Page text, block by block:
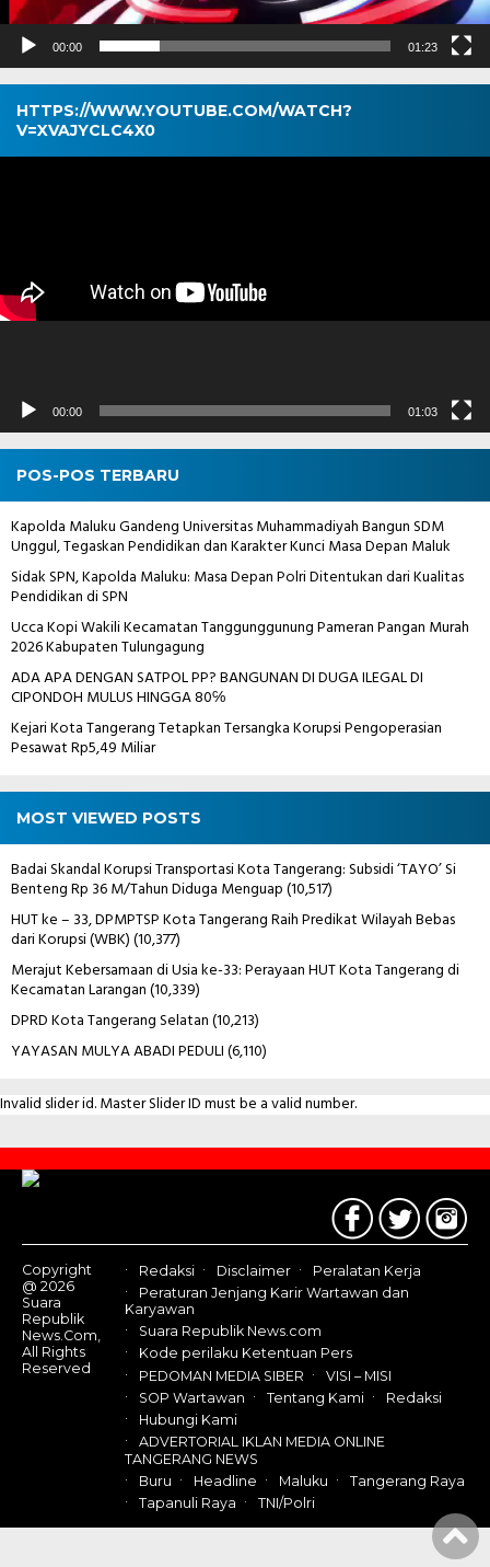
00:00 01:23
HTTPS://WWW.YOUTUBE.COM/WATCH?
V=XVAJYCLC4X0
Pemutar
00:00 01:03
POS-POS TERBARU
Kapolda Maluku Gandeng Universitas Muhammadiyah Bangun SDM
Unggul, Tegaskan Pendidikan dan Karakter Kunci Masa Depan Maluk
Sidak SPN, Kapolda Maluku: Masa Depan Polri Ditentukan dari Kualitas
Pendidikan di SPN
Ucca Kopi Wakili Kecamatan Tanggunggunung Pameran Pangan Murah
2026 Kabupaten Tulungagung
ADA APA DENGAN SATPOL PP? BANGUNAN DI DUGA ILEGAL DI
CIPONDOH MULUS HINGGA 80℅
Kejari Kota Tangerang Tetapkan Tersangka Korupsi Pengoperasian
Pesawat Rp5,49 Miliar
MOST VIEWED POSTS
Badai Skandal Korupsi Transportasi Kota Tangerang: Subsidi ‘TAYO’ Si
Benteng Rp 36 M/Tahun Diduga Menguap(10,517)
HUT ke – 33, DPMPTSP Kota Tangerang Raih Predikat Wilayah Bebas
dari Korupsi (WBK)(10,377)
Merajut Kebersamaan di Usia ke-33: Perayaan HUT Kota Tangerang di
Kecamatan Larangan(10,339)
DPRD Kota Tangerang Selatan(10,213)
YAYASAN MULYA ABADI PEDULI(6,110)
Invalid slider id. Master Slider ID must be a valid number.
Contact
Us
Copyright
@ 2026
Suara
Republik
News.Com,
All Rights
Reserved
Redaksi Disclaimer
Peralatan Kerja
Peraturan Jenjang Karir Wartawan dan
Karyawan
Suara Republik News.com
Kode perilaku Ketentuan Pers
PEDOMAN MEDIA SIBER
VISI – MISI
SOP Wartawan
Tentang Kami
Redaksi
Hubungi Kami
ADVERTORIAL IKLAN MEDIA ONLINE
TANGERANG NEWS
Buru
Headline Maluku
Tangerang Raya
Tapanuli Raya
TNI/Polri